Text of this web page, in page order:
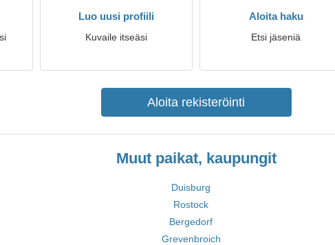
Luo uusi profiili
Kuvaile itseäsi
Aloita haku
Etsi jäseniä
Aloita rekisteröinti
Muut paikat, kaupungit
Duisburg
Rostock
Bergedorf
Grevenbroich